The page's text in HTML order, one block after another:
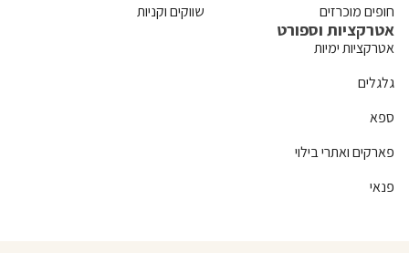
חופים מוכרזים
שווקים וקניות
אטרקציות וספורט
אטרקציות ימיות
גלגלים
ספא
פארקים ואתרי בילוי
פנאי